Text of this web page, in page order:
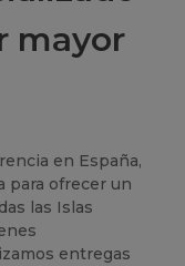
mayor
en España,
para ofrecer un
las Islas
entregas